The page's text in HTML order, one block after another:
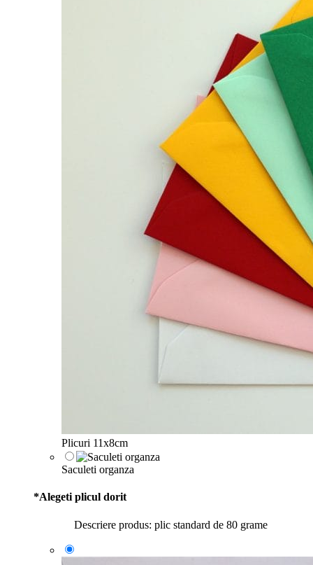
Plicuri 11x8cm
Saculeti organza
*Alegeti plicul dorit
Descriere produs: plic standard de 80 grame